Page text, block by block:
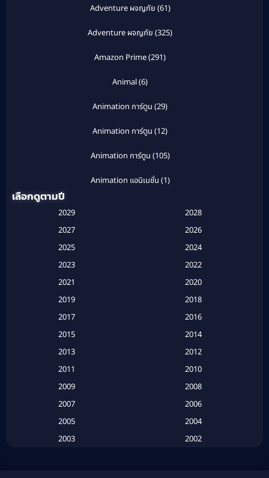
Adventure ผจญภัย (61)
Adventure ผจญภัย (325)
Amazon Prime(291)
Animal(6)
Animation การ์ตูน (29)
Animation การ์ตูน (12)
Animation การ์ตูน (105)
Animation แอนิเมชั่น (1)
Based on a True Story สร้างจากเรื่องจริง(2)
Based on a True Story เรื่องจริง (20)
Based on a True Story เรื่องจริง (16)
เลือกดูตามปี
2029
2028
2027
2026
2025
2024
2023
2022
2021
2020
2019
2018
2017
2016
2015
2014
2013
2012
2011
2010
2009
2008
2007
2006
2005
2004
2003
2002